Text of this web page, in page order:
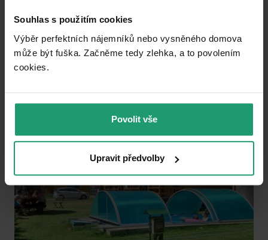
Souhlas s použitím cookies
Výběr perfektních nájemníků nebo vysněného domova
může být fuška. Začněme tedy zlehka, a to povolením
cookies.​
Povolit vše
Upravit předvolby
2 ložnice
Public transport 5 minutes of walking
0
Add to favorites